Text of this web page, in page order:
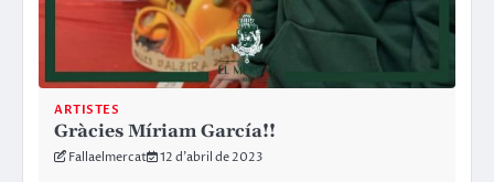
ARTISTES
Gràcies Míriam García!!
Fallaelmercat 12 d'abril de 2023